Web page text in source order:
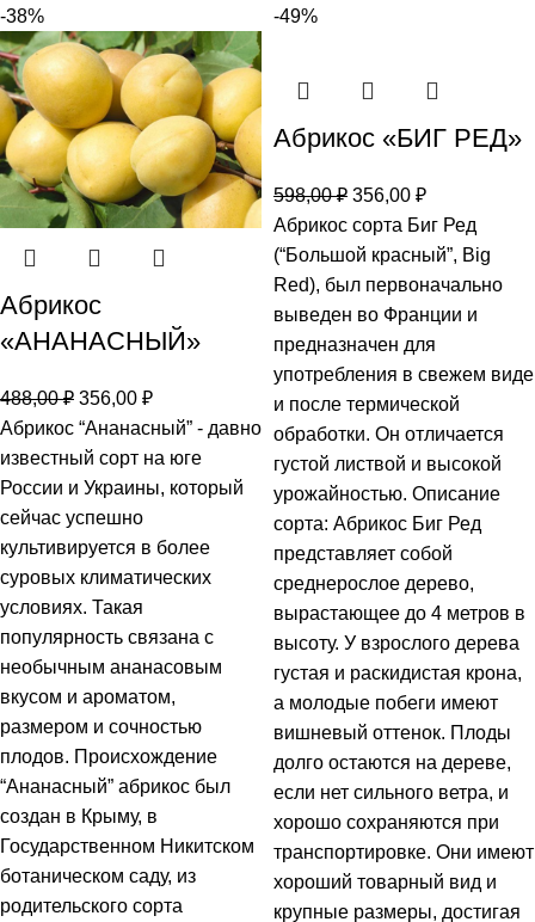
-38%
Абрикос
«АНАНАСНЫЙ»
488,00₽ 356,00 ₽
Абрикос “Ананасный” - давно
известный сорт на юге
России и Украины, который
сейчас успешно
культивируется в более
суровых климатических
условиях. Такая
популярность связана с
необычным ананасовым
вкусом и ароматом,
размером и сочностью
плодов. Происхождение
“Ананасный” абрикос был
создан в Крыму, в
Государственном Никитском
ботаническом саду, из
родительского сорта
-49%
Абрикос «БИГ РЕД»
598,00₽ 356,00 ₽
Абрикос сорта Биг Ред
(“Большой красный”, Big
Red), был первоначально
выведен во Франции и
предназначен для
употребления в свежем виде
и после термической
обработки. Он отличается
густой листвой и высокой
урожайностью. Описание
сорта: Абрикос Биг Ред
представляет собой
среднерослое дерево,
вырастающее до 4 метров в
высоту. У взрослого дерева
густая и раскидистая крона,
а молодые побеги имеют
вишневый оттенок. Плоды
долго остаются на дереве,
если нет сильного ветра, и
хорошо сохраняются при
транспортировке. Они имеют
хороший товарный вид и
крупные размеры, достигая